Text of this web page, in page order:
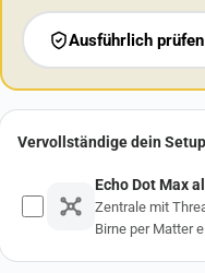
Ausführlich prüfen
Vervollständige dein Setup
Echo Dot Max
Zentrale mit
Birne per Matter